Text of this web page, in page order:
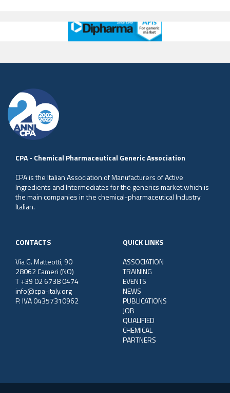
CPA - Chemical Pharmaceutical Generic Association
CPA is the Italian Association of Manufacturers of Active
Ingredients and Intermediates for the generics market which is
the main companies in the chemical-pharmaceutical Industry
Italian.
CONTACTS
Via G. Matteotti, 90
28062 Cameri (NO)
T +39 02 6738 0474
info@cpa-italy.org
P. IVA 04357310962
QUICK LINKS
ASSOCIATION
TRAINING
EVENTS
NEWS
PUBLICATIONS
JOB
QUALIFIED
CHEMICAL
PARTNERS